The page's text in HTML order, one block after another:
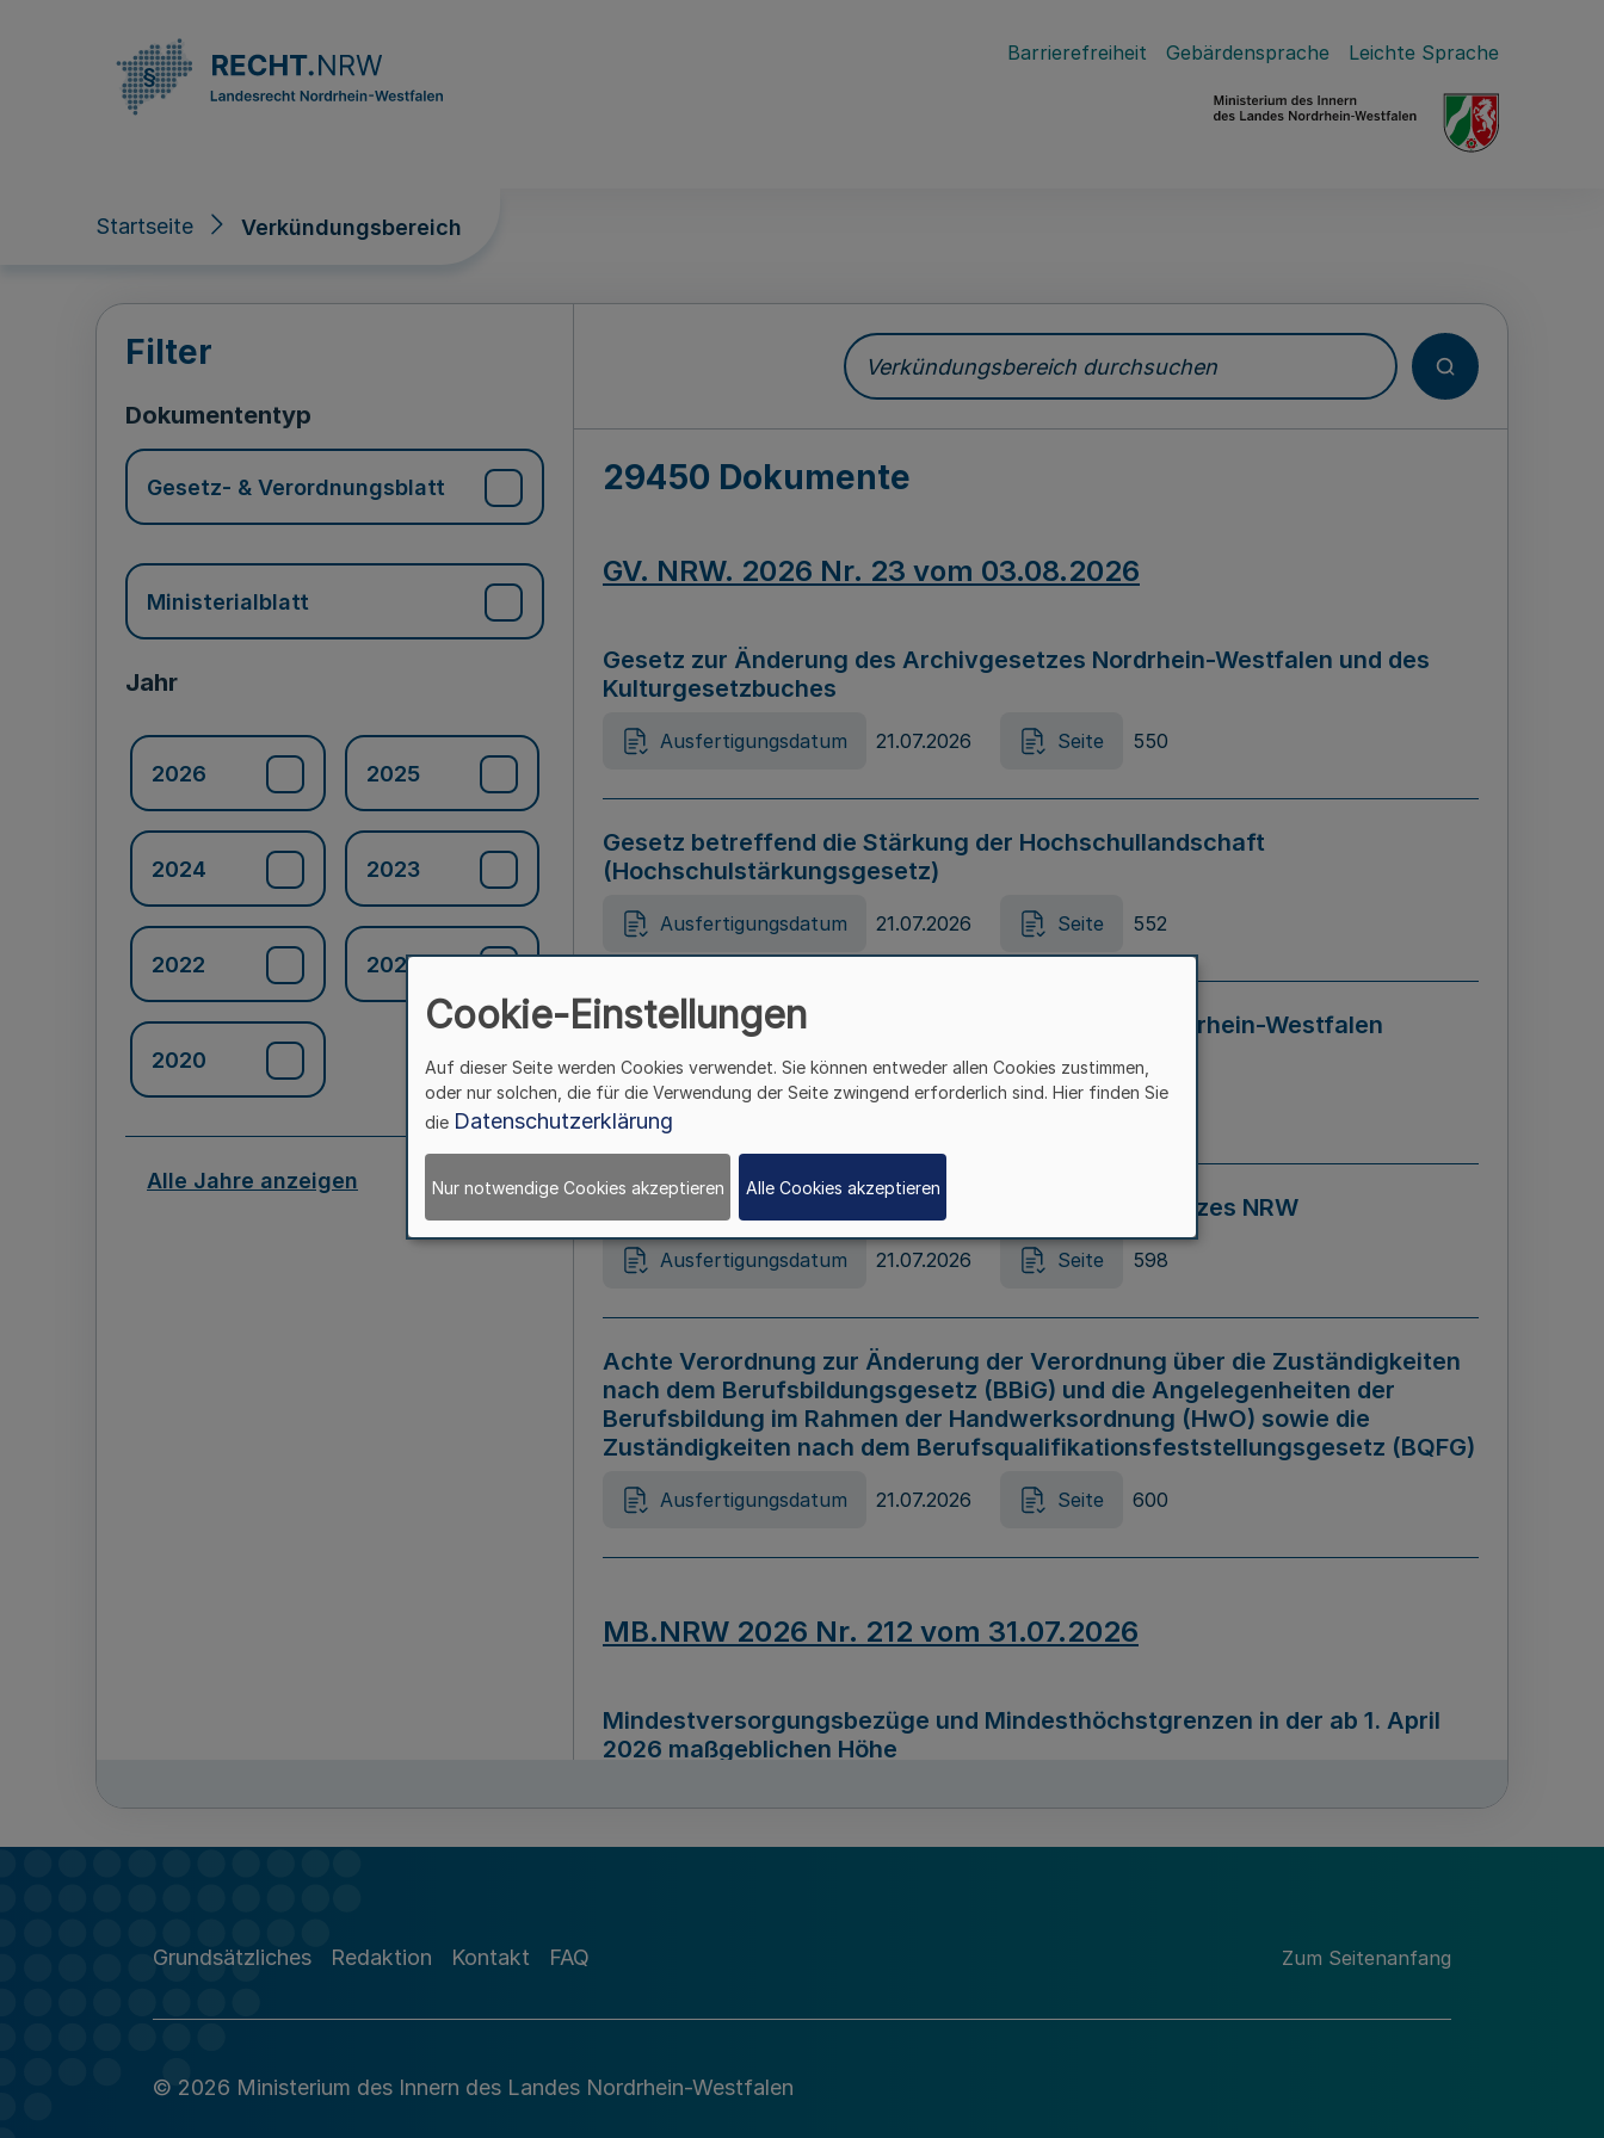
Barrierefreiheit Gebärdensprache Leichte Sprache
Startseite Verkündungsbereich
Verkündungsbereich
Filter
Dokumententyp
Gesetz- & Verordnungsblatt
Ministerialblatt
Jahr
2026 2025
2024 2023
2022 2021
2020
Alle Jahre anzeigen
Verkündungsbereich durchsuchen
29450 Dokumente
GV. NRW. 2026 Nr. 23 vom 03.08.2026
Gesetz zur Änderung des Archivgesetzes Nordrhein-Westfalen und des
Kulturgesetzbuches
Ausfertigungsdatum 21.07.2026 Seite 550
Gesetz betreffend die Stärkung der Hochschullandschaft
(Hochschulstärkungsgesetz)
Ausfertigungsdatum 21.07.2026 Seite 552
Gesetz zur Vermeidung von Diskriminierung in Nordrhein-Westfalen
(Landesantidiskriminierungsgesetz – LADG NRW)
Ausfertigungsdatum 21.07.2026 Seite 595
Gesetz zur Änderung des Online-Casinospiel Gesetzes NRW
Ausfertigungsdatum 21.07.2026 Seite 598
Achte Verordnung zur Änderung der Verordnung über die Zuständigkeiten
nach dem Berufsbildungsgesetz (BBiG) und die Angelegenheiten der
Berufsbildung im Rahmen der Handwerksordnung (HwO) sowie die
Zuständigkeiten nach dem Berufsqualifikationsfeststellungsgesetz (BQFG)
Ausfertigungsdatum 21.07.2026 Seite 600
MB.NRW 2026 Nr. 212 vom 31.07.2026
Mindestversorgungsbezüge und Mindesthöchstgrenzen in der ab 1. April
2026 maßgeblichen Höhe
Richtlinie zur Durchführung des Förderprogramms „Mittelstand Innovativ &
Grundsätzliches Redaktion Kontakt FAQ Zum Seitenanfang
© 2026 Ministerium des Innern des Landes Nordrhein-Westfalen
Cookie-Einstellungen
Auf dieser Seite werden Cookies verwendet. Sie können entweder allen Cookies zustimmen,
oder nur solchen, die für die Verwendung der Seite zwingend erforderlich sind. Hier finden Sie
die Datenschutzerklärung
Nur notwendige Cookies akzeptieren Alle Cookies akzeptieren